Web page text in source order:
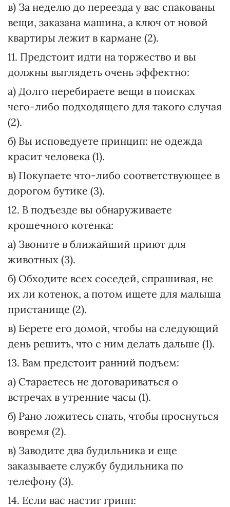
в) За неделю до переезда у вас спакованы
вещи, заказана машина, а ключ от новой
квартиры лежит в кармане (2).
11. Предстоит идти на торжество и вы
должны выглядеть очень эффектно:
а) Долго перебираете вещи в поисках
чего-либо подходящего для такого случая
(2).
б) Вы исповедуете принцип: не одежда
красит человека (1).
в) Покупаете что-либо соответствующее в
дорогом бутике (3).
12. В подъезде вы обнаруживаете
крошечного котенка:
а) Звоните в ближайший приют для
животных (3).
б) Обходите всех соседей, спрашивая, не
их ли котенок, а потом ищете для малыша
пристанище (2).
в) Берете его домой, чтобы на следующий
день решить, что с ним делать дальше (1).
13. Вам предстоит ранний подъем:
а) Стараетесь не договариваться о
встречах в утренние часы (1).
б) Рано ложитесь спать, чтобы проснуться
вовремя (2).
в) Заводите два будильника и еще
заказываете службу будильника по
телефону (3).
14. Если вас настиг грипп: